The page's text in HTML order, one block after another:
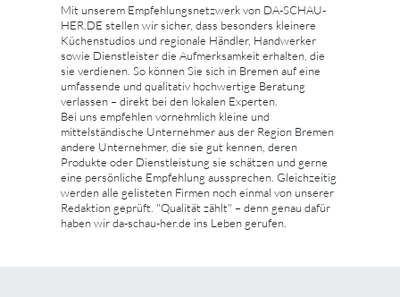
Mit unserem Empfehlungsnetzwerk von DA-SCHAU-
HER.DE stellen wir sicher, dass besonders kleinere
Küchenstudios und regionale Händler, Handwerker
sowie Dienstleister die Aufmerksamkeit erhalten, die
sie verdienen. So können Sie sich in Bremen auf eine
umfassende und qualitativ hochwertige Beratung
verlassen – direkt bei den lokalen Experten.
Bei uns empfehlen vornehmlich kleine und
mittelständische Unternehmer aus der Region Bremen
andere Unternehmer, die sie gut kennen, deren
Produkte oder Dienstleistung sie schätzen und gerne
eine persönliche Empfehlung aussprechen. Gleichzeitig
werden alle gelisteten Firmen noch einmal von unserer
Redaktion geprüft. "Qualität zählt" – denn genau dafür
haben wir da-schau-her.de ins Leben gerufen.